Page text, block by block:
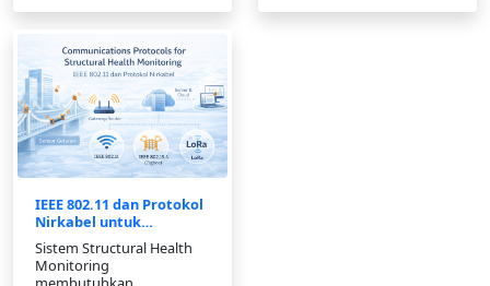
penting, serta
monitoring dan rekayasa
teknik.
Dengan sensor getaran
IEEE 802.11 dan Protokol
Nirkabel untuk
Structural Health
Monitoring
Sistem Structural Health
Monitoring